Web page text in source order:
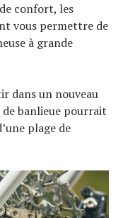
confort, les
vous permettre de
à grande
dans un nouveau
banlieue pourrait
plage de